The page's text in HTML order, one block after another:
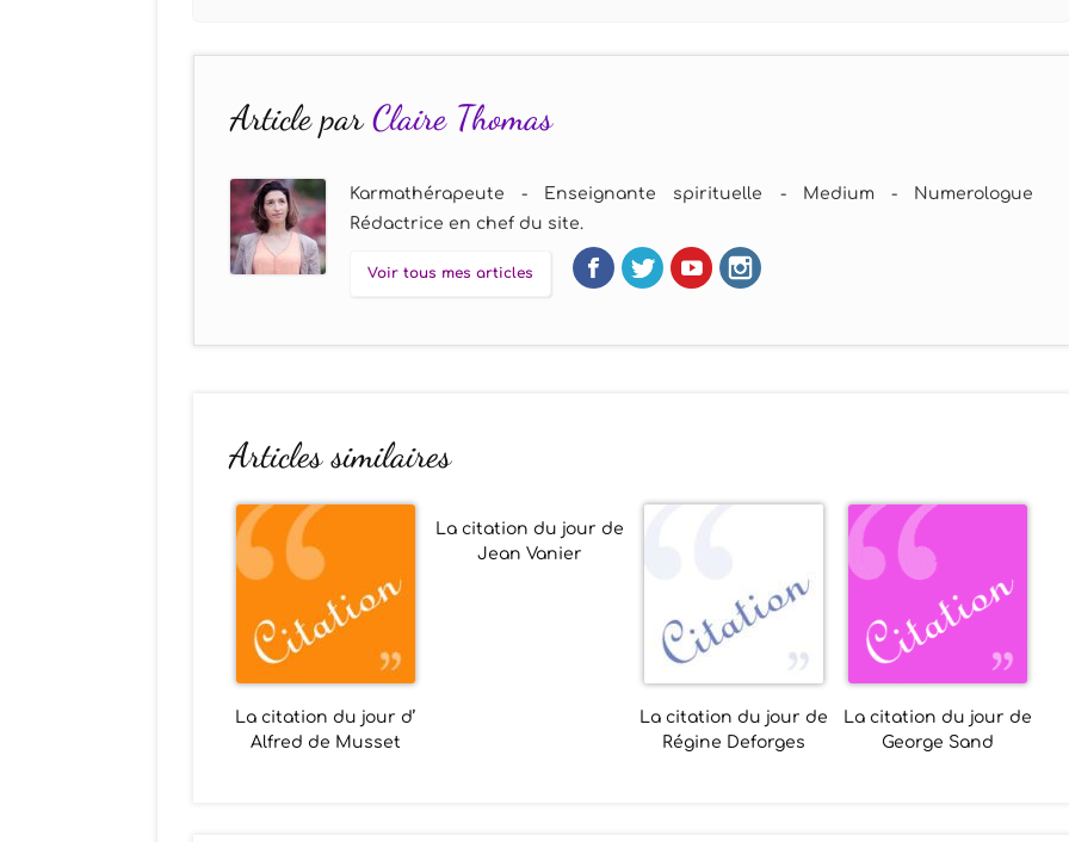
Article parClaire Thomas
Karmathérapeute - Enseignante spirituelle - Medium - Numerologue
Rédactrice en chef du site.
Voir tous mes articles
Articles similaires
La citation du jour d’
Alfred de Musset
La citation du jour de
Jean Vanier
La citation du jour de
Régine Deforges
La citation du jour de
George Sand